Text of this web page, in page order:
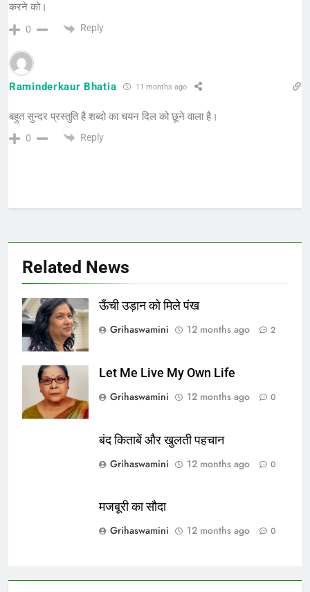
करने को।
0 Reply
Raminderkaur Bhatia 11 months ago
बहुत सुन्दर प्रस्तुति है शब्दो का चयन दिल को छूने वाला है।
0 Reply
Related News
ऊँची उड़ान को मिले पंख
Grihaswamini
12 months ago 2
Let Me Live My Own Life
Grihaswamini
12 months ago 0
बंद किताबें और खुलती पहचान
Grihaswamini
12 months ago 0
मजबूरी का सौदा
Grihaswamini
12 months ago 0